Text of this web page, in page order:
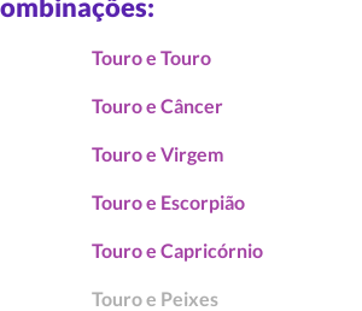
Touro e Touro
Touro e Câncer
Touro e Virgem
Touro e Escorpião
Touro e Capricórnio
Touro e Peixes